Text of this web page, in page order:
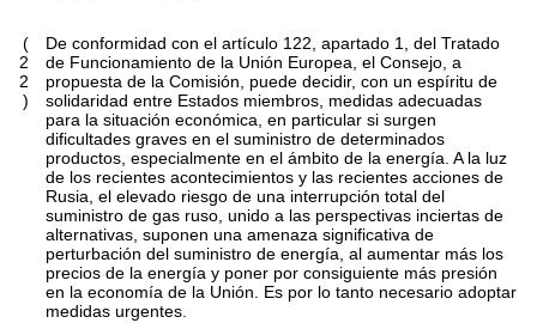
(
2
2
)
De conformidad con el artículo 122, apartado 1, del Tratado
de Funcionamiento de la Unión Europea, el Consejo, a
propuesta de la Comisión, puede decidir, con un espíritu de
solidaridad entre Estados miembros, medidas adecuadas
para la situación económica, en particular si surgen
dificultades graves en el suministro de determinados
productos, especialmente en el ámbito de la energía. A la luz
de los recientes acontecimientos y las recientes acciones de
Rusia, el elevado riesgo de una interrupción total del
suministro de gas ruso, unido a las perspectivas inciertas de
alternativas, suponen una amenaza significativa de
perturbación del suministro de energía, al aumentar más los
precios de la energía y poner por consiguiente más presión
en la economía de la Unión. Es por lo tanto necesario adoptar
medidas urgentes.